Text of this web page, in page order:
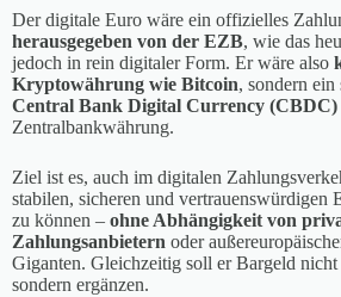
Der digitale Euro wäre ein offizielles
herausgegeben von der EZB, wie das
jedoch in rein digitaler Form. Er wäre also
Kryptowährung wie Bitcoin, sondern ein
Central Bank Digital Currency (CBDC)
Zentralbankwährung.
Ziel ist es, auch im digitalen
stabilen, sicheren und vertrauenswürdigen
zu können – ohne Abhängigkeit von
Zahlungsanbietern oder
Giganten. Gleichzeitig soll er Bargeld nicht
sondern ergänzen.